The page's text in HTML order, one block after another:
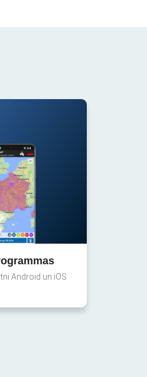
Android un iOS